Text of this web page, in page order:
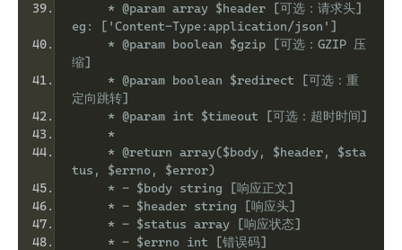
     * @param array $header [可选：请求头]
eg: ['Content-Type:application/json']
     * @param boolean $gzip [可选：GZIP 压
缩]
     * @param boolean $redirect [可选：重
定向跳转]
     * @param int $timeout [可选：超时时间]
     *
     * @return array($body, $header, $sta
tus, $errno, $error)
     * - $body string [响应正文]
     * - $header string [响应头]
     * - $status array [响应状态]
     * - $errno int [错误码]